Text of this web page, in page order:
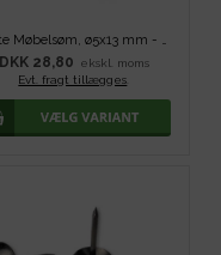
Sorte Møbelsøm, ø5x13 mm - 100 stk
DKK 28,80
ekskl. moms
Evt. fragt tillægges